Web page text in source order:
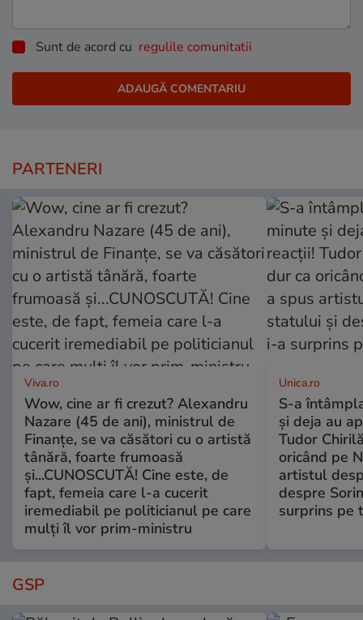
Sunt de acord cu regulile comunitatii
PARTENERI
Viva.ro
Wow, cine ar fi crezut? Alexandru
Nazare (45 de ani), ministrul de
Finanțe, se va căsători cu o artistă
tânără, foarte frumoasă
și...CUNOSCUTĂ! Cine este, de
fapt, femeia care l-a cucerit
iremediabil pe politicianul pe care
mulți îl vor prim-ministru
Unica.ro
S-a
și deja au
Tudor
oricând pe
artistul
despre
surprins pe
GSP